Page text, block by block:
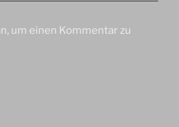
um einen Kommentar zu